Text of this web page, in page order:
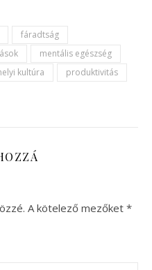
fáradtság
mentális egészség
kultúra
produktivitás
A kötelező mezőket *